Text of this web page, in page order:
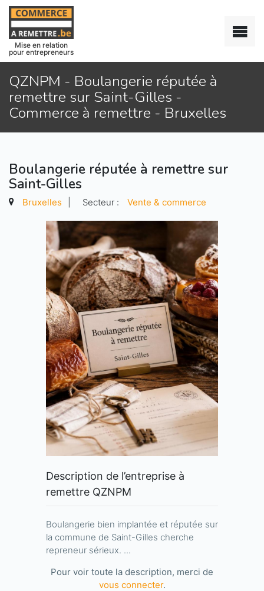
Mise en relation
pour entrepreneurs
QZNPM - Boulangerie réputée à
remettre sur Saint-Gilles -
Commerce à remettre - Bruxelles
Boulangerie réputée à remettre sur
Saint-Gilles
Bruxelles Secteur : Vente & commerce
Description de l’entreprise à
remettre QZNPM
Boulangerie bien implantée et réputée sur
la commune de Saint-Gilles cherche
repreneur sérieux. ...
Pour voir toute la description, merci de
vous connecter.